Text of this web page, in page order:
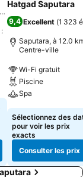
Hatgad Saputara
9,4 Excellent (1 323
Saputara, à 12.0
Centre-ville
Wi-Fi gratuit
Piscine
Spa
Sélectionnez des
pour voir les prix
exacts
Consulter les prix